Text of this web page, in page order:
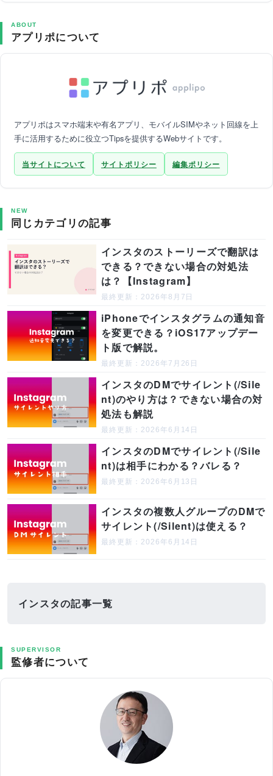
ABOUT
アプリポについて
アプリポはスマホ端末や有名アプリ、モバイルSIMやネット回線を上
手に活用するために役立つTipsを提供するWebサイトです。
当サイトについて サイトポリシー 編集ポリシー
NEW
同じカテゴリの記事
インスタのストーリーズで翻訳は
できる？できない場合の対処法
は？【Instagram】
最終更新：2026年8月7日
iPhoneでインスタグラムの通知音
を変更できる？iOS17アップデー
ト版で解説。
最終更新：2026年7月26日
インスタのDMでサイレント(/Sile
nt)のやり方は？できない場合の対
処法も解説
最終更新：2026年6月14日
インスタのDMでサイレント(/Sile
nt)は相手にわかる？バレる？
最終更新：2026年6月13日
インスタの複数人グループのDMで
サイレント(/Silent)は使える？
最終更新：2026年6月14日
インスタの記事一覧
SUPERVISOR
監修者について